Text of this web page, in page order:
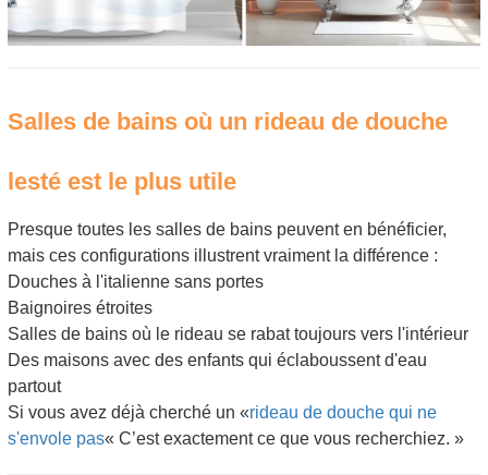
Salles de bains où un rideau de douche
lesté est le plus utile
Presque toutes les salles de bains peuvent en bénéficier,
mais ces configurations illustrent vraiment la différence :
Douches à l'italienne sans portes
Baignoires étroites
Salles de bains où le rideau se rabat toujours vers l'intérieur
Des maisons avec des enfants qui éclaboussent d'eau
partout
Si vous avez déjà cherché un «rideau de douche qui ne
s'envole pas« C’est exactement ce que vous recherchiez. »